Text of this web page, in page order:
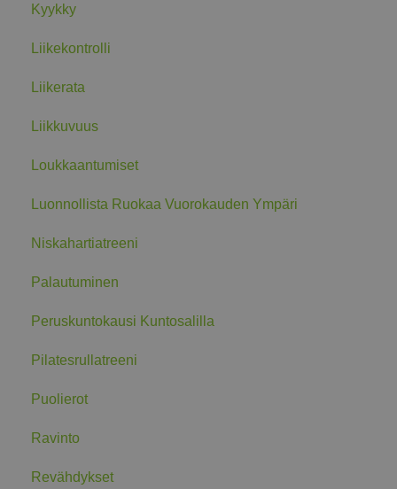
Kyykky
Liikekontrolli
Liikerata
Liikkuvuus
Loukkaantumiset
Luonnollista Ruokaa Vuorokauden Ympäri
Niskahartiatreeni
Palautuminen
Peruskuntokausi Kuntosalilla
Pilatesrullatreeni
Puolierot
Ravinto
Revähdykset